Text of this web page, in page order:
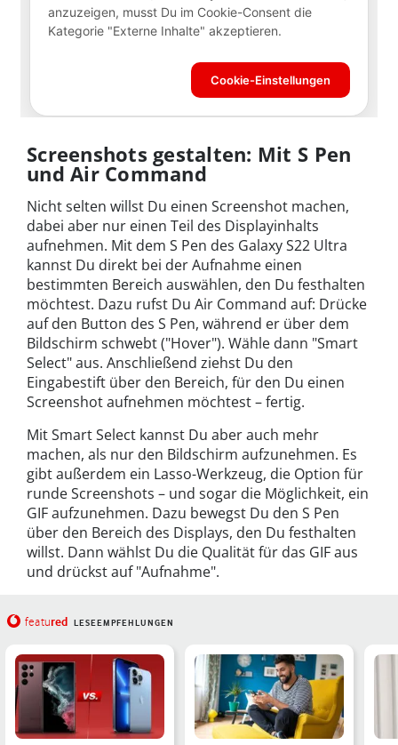
Screenshots gestalten: Mit S Pen
und Air Command
Nicht selten willst Du einen Screenshot machen,
dabei aber nur einen Teil des Displayinhalts
aufnehmen. Mit dem S Pen des Galaxy S22 Ultra
kannst Du direkt bei der Aufnahme einen
bestimmten Bereich auswählen, den Du festhalten
möchtest. Dazu rufst Du Air Command auf: Drücke
auf den Button des S Pen, während er über dem
Bildschirm schwebt ("Hover"). Wähle dann "Smart
Select" aus. Anschließend ziehst Du den
Eingabestift über den Bereich, für den Du einen
Screenshot aufnehmen möchtest – fertig.
Mit Smart Select kannst Du aber auch mehr
machen, als nur den Bildschirm aufzunehmen. Es
gibt außerdem ein Lasso-Werkzeug, die Option für
runde Screenshots – und sogar die Möglichkeit, ein
GIF aufzunehmen. Dazu bewegst Du den S Pen
über den Bereich des Displays, den Du festhalten
willst. Dann wählst Du die Qualität für das GIF aus
und drückst auf "Aufnahme".
featured LESEEMPFEHLUNGEN